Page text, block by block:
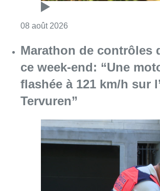
08 août 2026
Marathon de contrôles
ce week-end: “Une
flashée à 121 km/h sur
Tervuren”